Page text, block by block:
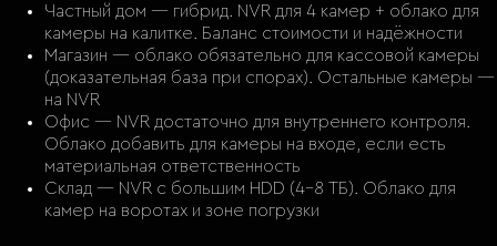
Частный дом — гибрид. NVR для 4 камер + облако для
камеры на калитке. Баланс стоимости и надёжности
Магазин — облако обязательно для кассовой камеры
(доказательная база при спорах). Остальные камеры —
на NVR
Офис — NVR достаточно для внутреннего контроля.
Облако добавить для камеры на входе, если есть
материальная ответственность
Склад — NVR с большим HDD (4–8 ТБ). Облако для
камер на воротах и зоне погрузки